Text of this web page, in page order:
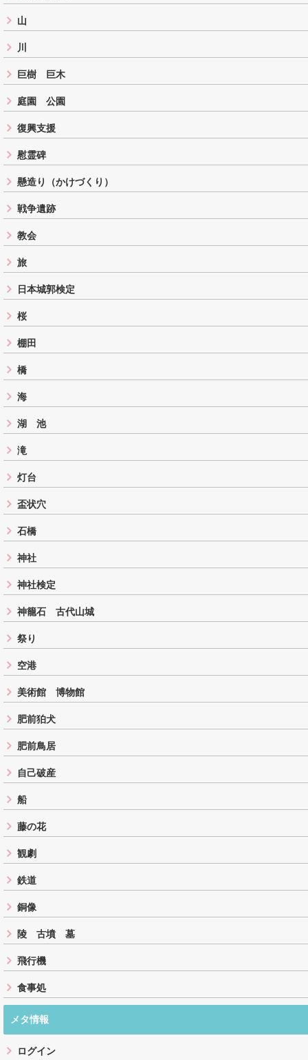
山
川
巨樹 巨木
庭園 公園
復興支援
慰霊碑
懸造り（かけづくり）
戦争遺跡
教会
旅
日本城郭検定
桜
棚田
橋
海
湖 池
滝
灯台
盃状穴
石橋
神社
神社検定
神籠石 古代山城
祭り
空港
美術館 博物館
肥前狛犬
肥前鳥居
自己破産
船
藤の花
観劇
鉄道
銅像
陵 古墳 墓
飛行機
食事処
メタ情報
ログイン